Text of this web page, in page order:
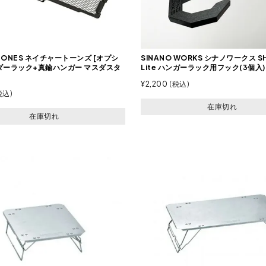
ネイチャートーンズ [オプシ
ラック+真鍮ハンガー マスダスタ
込
在庫切れ
SINANO WORKS シナノワークス
Lite ハンガーラック用フック(3個入)
¥2,200 税込
在庫切れ